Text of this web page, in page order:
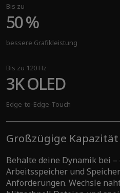
NPU AI-Leistung
Bis zu
120 TOPs
On-Device-AI-Leistung
Über
300+
Bis zu
50 %
bessere Grafikleistung
Bis zu 120 Hz
3K OLED
Edge-to-Edge-Touch
Großzügige Kapazität
Behalte deine Dynamik bei
Arbeitsspeicher und
Anforderungen. Wechsle